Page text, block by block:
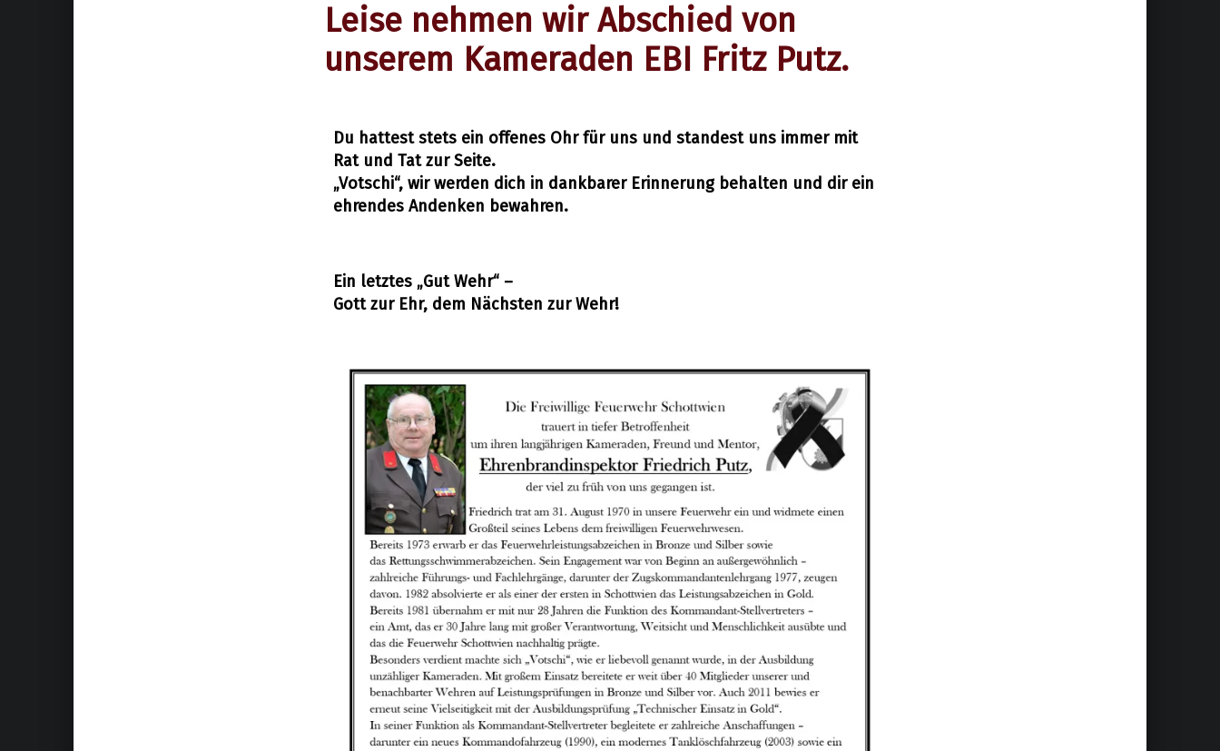
Leise nehmen wir Abschied von
unserem Kameraden EBI Fritz Putz.
Du hattest stets ein offenes Ohr für uns und standest uns immer mit
Rat und Tat zur Seite.
„Votschi“, wir werden dich in dankbarer Erinnerung behalten und dir ein
ehrendes Andenken bewahren.
Ein letztes „Gut Wehr“–
Gott zur Ehr, dem Nächsten zur Wehr!